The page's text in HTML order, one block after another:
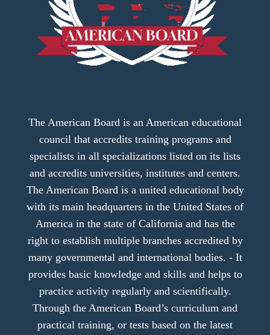
The American Board is an American educational
council that accredits training programs and
specialists in all specializations listed on its lists
and accredits universities, institutes and centers.
The American Board is a united educational body
with its main headquarters in the United States of
America in the state of California and has the
right to establish multiple branches accredited by
many governmental and international bodies. - It
provides basic knowledge and skills and helps to
practice activity regularly and scientifically.
Through the American Board’s curriculum and
practical training, or tests based on the latest